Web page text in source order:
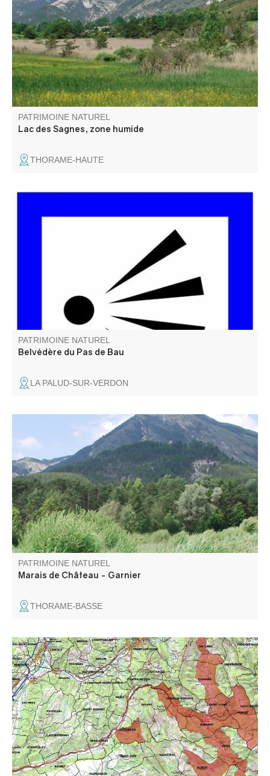
communes de Thorame-Basse et de Thorame-Haute, se
situe en queue d’une retenue artificielle créée dans les
années 1960 pour l’irrigation.
PATRIMOINE NATUREL
Lac des Sagnes, zone humide
THORAME-HAUTE
Le Belvédère du Pas de Bau est un peu caché, non loin
de la route... C'est le dernier avant la zone en sens
unique et c'est le plus haut en altitude de tous .
PATRIMOINE NATUREL
Belvédère du Pas de Bau
LA PALUD-SUR-VERDON
Le Marais de Château-Garnier constitue un des rares
sites connus des Alpes de Haute-Provence.
PATRIMOINE NATUREL
Marais de Château - Garnier
THORAME-BASSE
Le site de l’Asse comporte une caractéristique principale :
la partie amont comprend les terres agricoles alors que le
périmètre en aval de la clue de Chabrières ne concentre
que le lit de la rivière ainsi que sa ripisylve.